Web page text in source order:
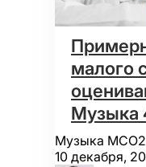
малого
Музыка
Музыка МСО2
10 декабря,